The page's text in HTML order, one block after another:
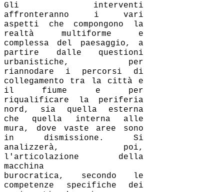
Gli interventi
affronteranno i vari
aspetti che compongono la
realtà multiforme e
complessa del paesaggio, a
partire dalle questioni
urbanistiche, per
riannodare i percorsi di
collegamento tra la città e
il fiume e per
riqualificare la periferia
nord, sia quella esterna
che quella interna alle
mura, dove vaste aree sono
in dismissione. Si
analizzerà, poi,
l'articolazione della
macchina
burocratica, secondo le
competenze specifiche dei